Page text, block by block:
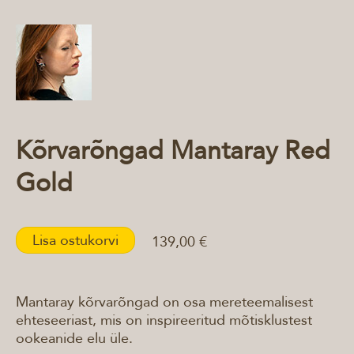
Kõrvarõngad Mantaray Red
Gold
Lisa ostukorvi 139,00 €
Mantaray kõrvarõngad on osa mereteemalisest
ehteseeriast, mis on inspireeritud mõtisklustest
ookeanide elu üle.